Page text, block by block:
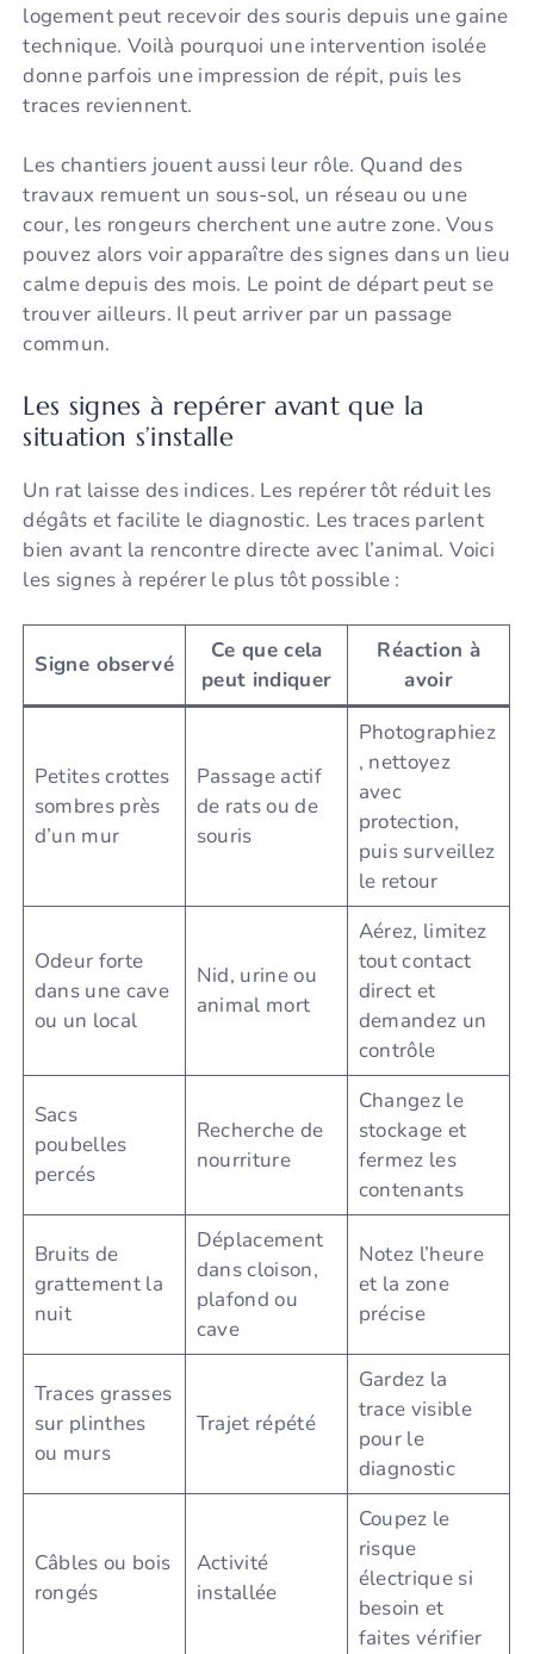
logement peut recevoir des souris depuis une gaine
technique. Voilà pourquoi une intervention isolée
donne parfois une impression de répit, puis les
traces reviennent.
Les chantiers jouent aussi leur rôle. Quand des
travaux remuent un sous-sol, un réseau ou une
cour, les rongeurs cherchent une autre zone. Vous
pouvez alors voir apparaître des signes dans un lieu
calme depuis des mois. Le point de départ peut se
trouver ailleurs. Il peut arriver par un passage
commun.
Les signes à repérer avant que la
situation s’installe
Un rat laisse des indices. Les repérer tôt réduit les
dégâts et facilite le diagnostic. Les traces parlent
bien avant la rencontre directe avec l’animal. Voici
les signes à repérer le plus tôt possible :
Signe observé
Ce que cela
peut indiquer
Réaction à
avoir
Petites crottes
sombres près
d’un mur
Passage actif
de rats ou de
souris
Photographiez
, nettoyez
avec
protection,
puis surveillez
le retour
Odeur forte
dans une cave
ou un local
Nid, urine ou
animal mort
Aérez, limitez
tout contact
direct et
demandez un
contrôle
Sacs
poubelles
percés
Recherche de
nourriture
Changez le
stockage et
fermez les
contenants
Bruits de
grattement la
nuit
Déplacement
dans cloison,
plafond ou
cave
Notez l’heure
et la zone
précise
Traces grasses
sur plinthes
ou murs
Trajet répété
Gardez la
trace visible
pour le
diagnostic
Câbles ou bois
rongés
Activité
installée
Coupez le
risque
électrique si
besoin et
faites vérifier